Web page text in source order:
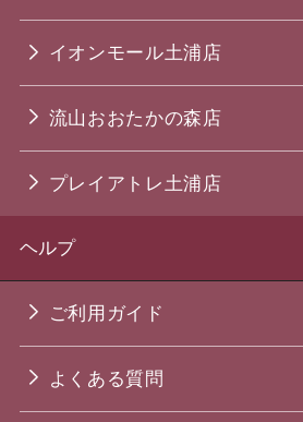
イオンモール土浦店
流山おおたかの森店
プレイアトレ土浦店
ヘルプ
ご利用ガイド
よくある質問